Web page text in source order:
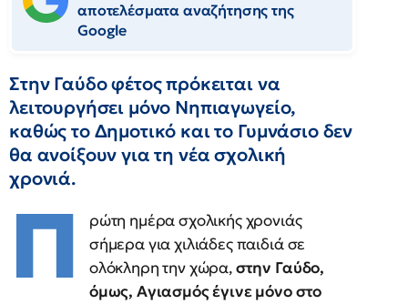
αποτελέσματα αναζήτησης της
Google
Στην Γαύδο φέτος πρόκειται να
λειτουργήσει μόνο Νηπιαγωγείο,
καθώς το Δημοτικό και το Γυμνάσιο δεν
θα ανοίξουν για τη νέα σχολική
χρονιά.
Π
ρώτη ημέρα σχολικής χρονιάς
σήμερα για χιλιάδες παιδιά σε
ολόκληρη την χώρα,στην Γαύδο,
όμως, Αγιασμός έγινε μόνο στο